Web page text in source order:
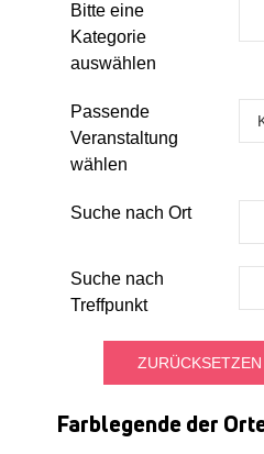
Bitte eine
Kategorie
auswählen
Passende
Veranstaltung
wählen
Suche nach Ort
Suche nach
Treffpunkt
Farblegende der